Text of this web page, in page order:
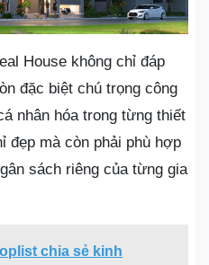
House không chỉ đáp
đặc biệt chú trọng công
nhân hóa trong từng thiết
đẹp mà còn phải phù hợp
sách riêng của từng gia
chia sẻ kinh